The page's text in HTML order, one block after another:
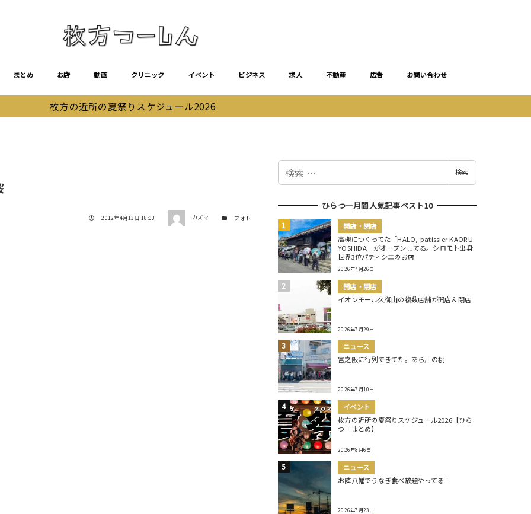
まとめ お店 動画 クリニック イベント ビジネス 求人 不動産 広告 お問い合わせ
枚方の近所の夏祭りスケジュール2026
投稿日
2012年4月13日 18:03 著者 カズマ カテゴリー
フォト
検
検索
ひらつー月間人気記事ベスト10
開店・閉店
高槻につくってた「HALO, patissier KAORU
YOSHIDA」がオープンしてる。シロモト出身
世界3位パティシエのお店
2026年7月26日
開店・閉店
イオンモール久御山の複数店舗が開店＆閉店
2026年7月29日
ニュース
宮之阪に行列できてた。あら川の桃
2026年7月10日
イベント
枚方の近所の夏祭りスケジュール2026【ひら
つーまとめ】
2026年8月6日
ニュース
お隣八幡でうなぎ食べ放題やってる！
2026年7月23日